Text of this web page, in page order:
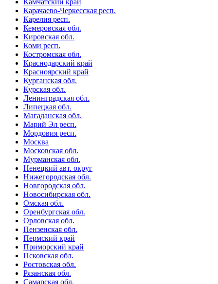
Камчатский край
Карачаево-Черкесская респ.
Карелия респ.
Кемеровская обл.
Кировская обл.
Коми респ.
Костромская обл.
Краснодарский край
Красноярский край
Курганская обл.
Курская обл.
Ленинградская обл.
Липецкая обл.
Магаданская обл.
Марий Эл респ.
Мордовия респ.
Москва
Московская обл.
Мурманская обл.
Ненецкий авт. округ
Нижегородская обл.
Новгородская обл.
Новосибирская обл.
Омская обл.
Оренбургская обл.
Орловская обл.
Пензенская обл.
Пермский край
Приморский край
Псковская обл.
Ростовская обл.
Рязанская обл.
Самарская обл.